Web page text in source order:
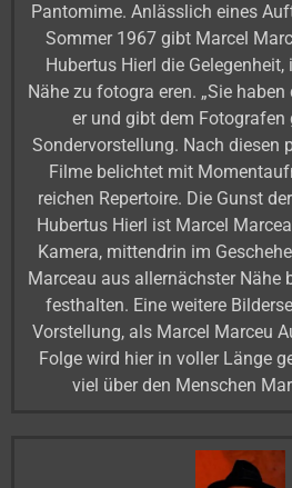
Pantomime. Anlässlich eines
Sommer 1967 gibt Marcel
Hubertus Hierl die
Nähe zu fotogra eren. „Sie
er und gibt dem Fotografen
Sondervorstellung. Nach diesen
Filme belichtet mit
reichen Repertoire. Die Gunst
Hubertus Hierl ist Marcel
Kamera, mittendrin im
Marceau aus allernächster Nähe
festhalten. Eine weitere
Vorstellung, als Marcel Marceu
Folge wird hier in voller Länge
viel über den Menschen